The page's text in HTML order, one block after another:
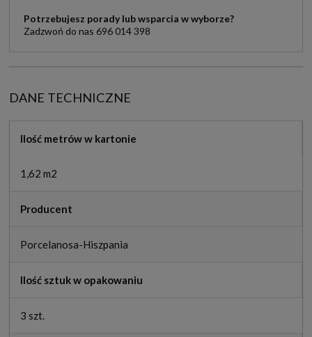
Potrzebujesz porady lub wsparcia w wyborze?
Zadzwoń do nas 696 014 398
DANE TECHNICZNE
Ilość metrów w kartonie
1,62 m2
Producent
Porcelanosa-Hiszpania
Ilość sztuk w opakowaniu
3 szt.